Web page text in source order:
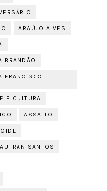
ARAÚJO ALVES
BRANDÃO
FRANCISCO
E CULTURA
ASSALTO
AUTRAN SANTOS